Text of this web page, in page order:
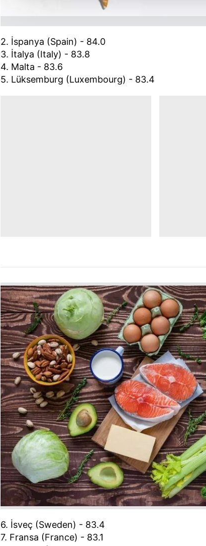
çerezler vasıtasıyla çeşitli kişisel verileriniz
amacıyla kullanılmaktadır. Diğer çerezler, sitemizin
reklam/pazarlama faaliyetlerinin yapılması,
Çerezlere ilişkin tercihlerinizi aşağıda yer alan panel
butonuna tıklayabilir,
2. İspanya (Spain) - 84.0
3. İtalya (Italy) - 83.8
4. Malta - 83.6
5. Lüksemburg (Luxembourg) - 83.4
6. İsveç (Sweden) - 83.4
7. Fransa (France) - 83.1